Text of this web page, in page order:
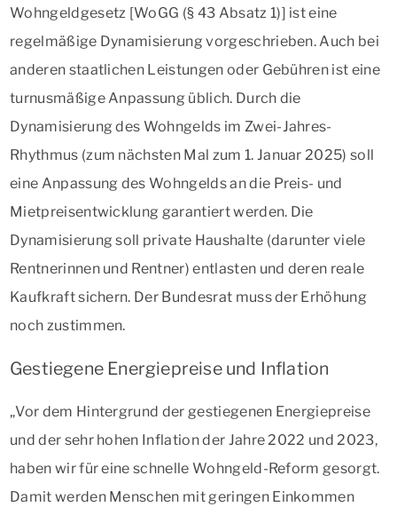
Wohngeldgesetz [WoGG (§ 43 Absatz 1)] ist eine
regelmäßige Dynamisierung vorgeschrieben. Auch bei
anderen staatlichen Leistungen oder Gebühren ist eine
turnusmäßige Anpassung üblich. Durch die
Dynamisierung des Wohngelds im Zwei-Jahres-
Rhythmus (zum nächsten Mal zum 1. Januar 2025) soll
eine Anpassung des Wohngelds an die Preis- und
Mietpreisentwicklung garantiert werden. Die
Dynamisierung soll private Haushalte (darunter viele
Rentnerinnen und Rentner) entlasten und deren reale
Kaufkraft sichern. Der Bundesrat muss der Erhöhung
noch zustimmen.
Gestiegene Energiepreise und Inflation
„Vor dem Hintergrund der gestiegenen Energiepreise
und der sehr hohen Inflation der Jahre 2022 und 2023,
haben wir für eine schnelle Wohngeld-Reform gesorgt.
Damit werden Menschen mit geringen Einkommen